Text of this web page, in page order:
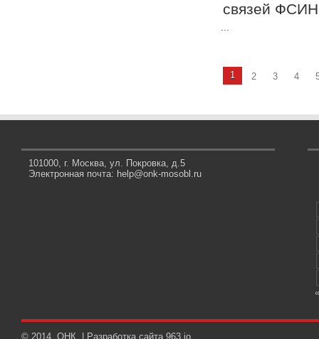
связей
1 2 3 4
101000, г. Москва, ул. Покровка, д.5
Электронная почта: help@onk-mosobl.ru
© 2014, ОНК. | Разработка сайта 963.io.